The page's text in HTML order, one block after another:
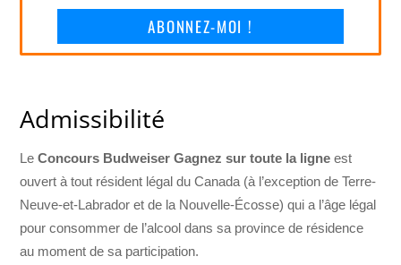
ABONNEZ-MOI !
Admissibilité
LeConcours Budweiser Gagnez sur toute la ligne est
ouvert à tout résident légal du Canada (à l’exception de Terre-
Neuve-et-Labrador et de la Nouvelle-Écosse) qui a l’âge légal
pour consommer de l’alcool dans sa province de résidence
au moment de sa participation.